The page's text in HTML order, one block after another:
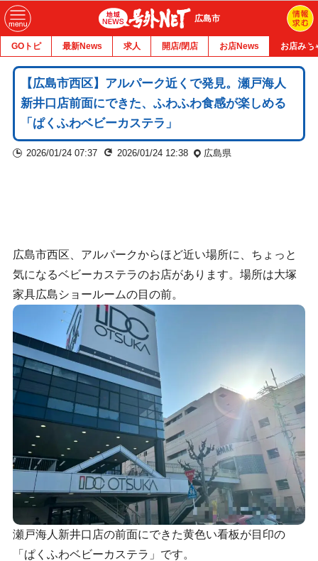
広島市
GOトピ 最新News 求人 開店/閉店 お店News お店みち
【広島市西区】アルパーク近くで発見。瀬戸海人
新井口店前面にできた、ふわふわ食感が楽しめる
「ぱくふわベビーカステラ」
2026/01/24 07:37 2026/01/24 12:38 広島県
広島市西区、アルパークからほど近い場所に、ちょっと
気になるベビーカステラのお店があります。場所は大塚
家具広島ショールームの目の前。
瀬戸海人新井口店の前面にできた黄色い看板が目印の
「ぱくふわベビーカステラ」です。